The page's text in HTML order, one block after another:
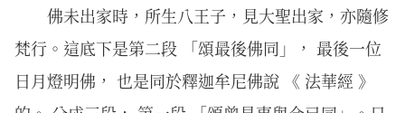
佛未出家時，所生八王子，見大聖出家，亦隨修
梵行。這底下是第二段 「頌最後佛同」， 最後一位
日月燈明佛， 也是同於釋迦牟尼佛說 《 法華經 》